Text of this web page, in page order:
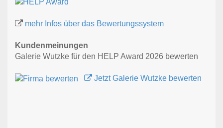
mehr Infos über das Bewertungssystem
Kundenmeinungen
Galerie Wutzke für den HELP Award 2026 bewerten
Jetzt Galerie Wutzke bewerten